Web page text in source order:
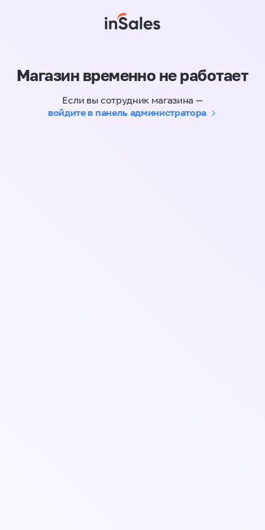
Магазин временно не работает
Если вы сотрудник магазина —
войдите в панель администратора